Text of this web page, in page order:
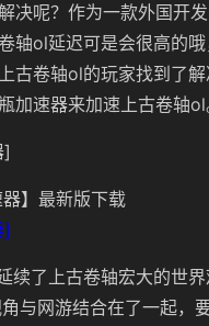
决呢？作为一款外国开
轴ol延迟可是会很高的
古卷轴ol的玩家找到了
加速器来加速上古卷轴ol
]
】最新版下载
]
续了上古卷轴宏大的世
与网游结合在了一起，